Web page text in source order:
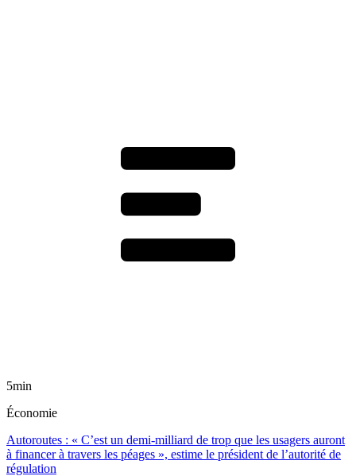
5min
Économie
Autoroutes : « C’est un demi-milliard de trop que les usagers auront
à financer à travers les péages », estime le président de l’autorité de
régulation